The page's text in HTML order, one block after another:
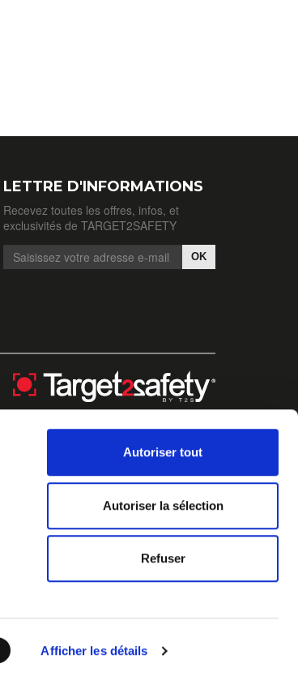
Afficher les détails
Autoriser tout
Autoriser la sélection
Refuser
LETTRE D'INFORMATIONS
Recevez toutes les offres, infos, et
exclusivités de TARGET2SAFETY
OK